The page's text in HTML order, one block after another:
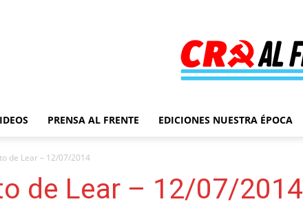
Al
PRENSA AL FRENTE EDICIONES NUESTRA ÉPOCA
de Lear – 12/07/2014
de Lear – 12/07/2014